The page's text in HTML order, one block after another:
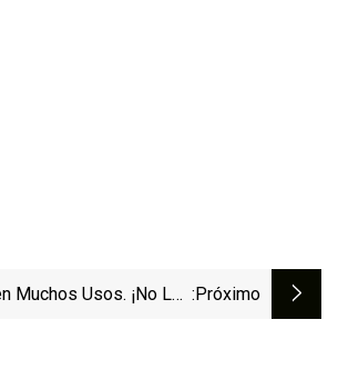
Usos. ¡No Los
:próximo